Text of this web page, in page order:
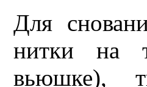
Для
нитки на
вьюшке),